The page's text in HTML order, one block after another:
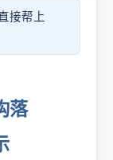
接帮上
落